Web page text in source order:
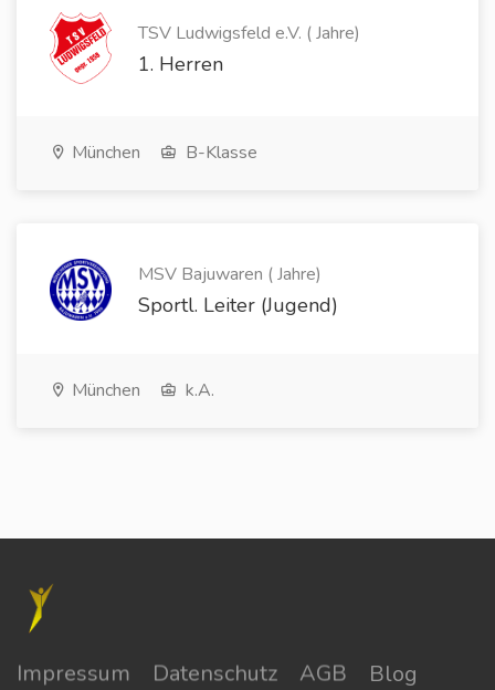
TSV Ludwigsfeld e.V. ( Jahre)
1. Herren
München B-Klasse
MSV Bajuwaren ( Jahre)
Sportl. Leiter (Jugend)
München k.A.
Impressum Datenschutz AGB Blog